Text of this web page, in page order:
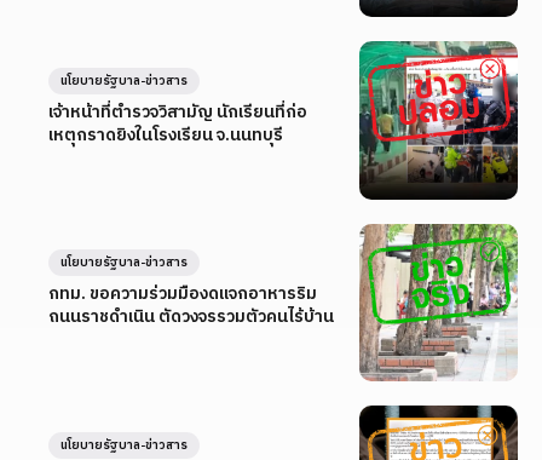
เจ้าหน้าที่ตำรวจวิสามัญ นักเรียนที่ก่อ
เหตุกราดยิงในโรงเรียน จ.นนทบุรี
นโยบายรัฐบาล-ข่าวสาร
กทม. ขอความร่วมมืองดแจกอาหารริม
ถนนราชดำเนิน ตัดวงจรรวมตัวคนไร้บ้าน
นโยบายรัฐบาล-ข่าวสาร
นโยบายรัฐบาล-ข่าวสาร